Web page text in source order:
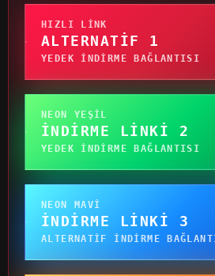
HIZLI LINK
ALTERNATIF 1
YEDEK INDIRME BAĞLANTISI
NEON YEŞIL
İNDIRME LINKI 2
YEDEK INDIRME BAĞLANTISI
NEON MAVI
İNDIRME LINKI 3
ALTERNATIF INDIRME